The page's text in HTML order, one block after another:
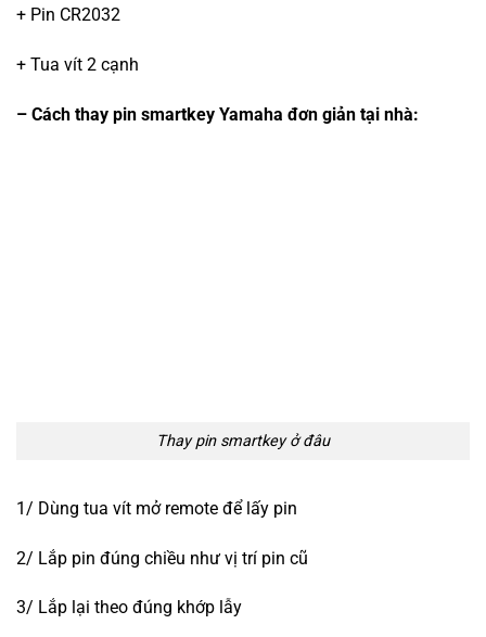
+ Pin CR2032
+ Tua vít 2 cạnh
– Cách thay pin smartkey Yamaha đơn giản tại nhà:
Thay pin smartkey ở đâu
1/ Dùng tua vít mở remote để lấy pin
2/ Lắp pin đúng chiều như vị trí pin cũ
3/ Lắp lại theo đúng khớp lẫy